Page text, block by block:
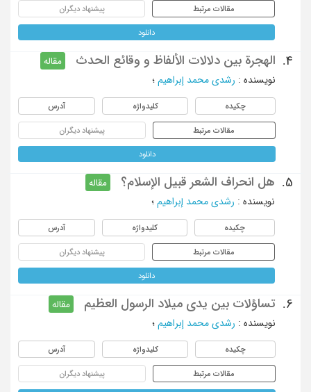
مقالات مرتبط پیشنهاد دیگران
دانلود
4. الهجرة بین دلالات الألفاظ و وقائع الحدث
مقاله
نویسنده : رشدی محمد إبراهیم ؛
چکیده کلیدواژه آدرس
مقالات مرتبط پیشنهاد دیگران
دانلود
5. هل انحراف الشعر قبیل الإسلام؟
مقاله
نویسنده : رشدی محمد إبراهیم ؛
چکیده کلیدواژه آدرس
مقالات مرتبط پیشنهاد دیگران
دانلود
6. تساؤلات بین یدی میلاد الرسول العظیم
مقاله
نویسنده : رشدی محمد إبراهیم ؛
چکیده کلیدواژه آدرس
مقالات مرتبط پیشنهاد دیگران